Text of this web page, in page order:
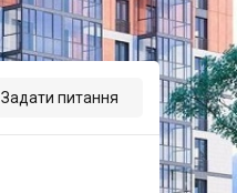
Задати питання